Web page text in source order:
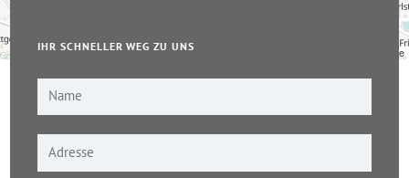
© OpenStreetMap-Mitwirkende
IHR SCHNELLER WEG ZU UNS